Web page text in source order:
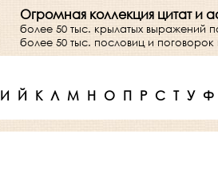
Огромная коллекция цитат и
более 50 тыс. крылатых выражений
более 50 тыс. пословиц и
И Й К Л М Н О П Р С Т У Ф